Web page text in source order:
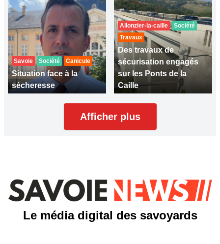
Savoie Société Canicule
Situation face à la
sécheresse
Allonzier-la-caille
Société
Travaux
Des travaux de
sécurisation engagés
sur les Ponts de la
Caille
Afficher plus
Le média digital des savoyards